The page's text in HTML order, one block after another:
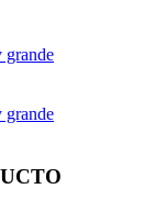
grande
grande